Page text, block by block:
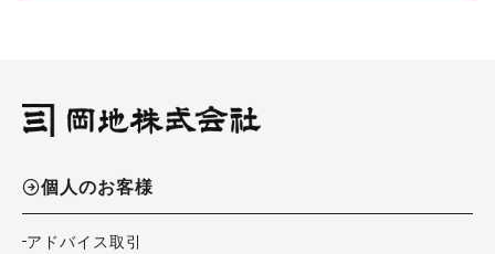
個人のお客様
アドバイス取引